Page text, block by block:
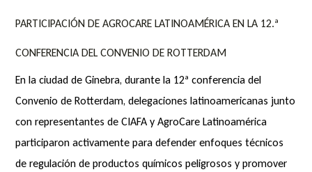
PARTICIPACIÓN DE AGROCARE LATINOAMÉRICA EN LA 12.ª
CONFERENCIA DEL CONVENIO DE ROTTERDAM
En la ciudad de Ginebra, durante la 12ª conferencia del
Convenio de Rotterdam, delegaciones latinoamericanas junto
con representantes de CIAFA y AgroCare Latinoamérica
participaron activamente para defender enfoques técnicos
de regulación de productos químicos peligrosos y promover